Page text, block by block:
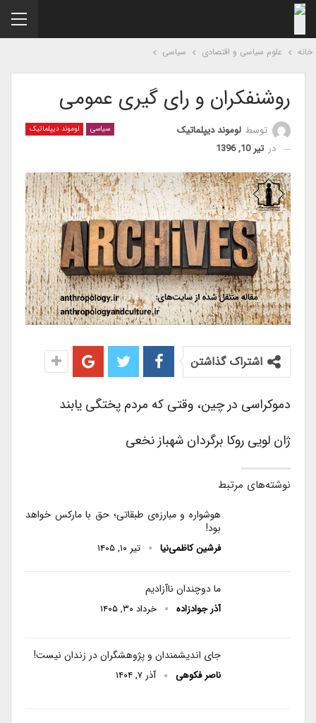
علوم سیاسی و اقتصادی سیاسی
روشنفکران و رای گیری عمومی
سیاسی لوموند دیپلماتیک توسطلوموند دیپلماتیک
درتیر 10, 1396
اشتراک گذاشتن
دموکراسی در چین، وقتی که مردم پختگی یابند
ژان لویی روکا برگردان شهباز نخعی
نوشته‌های مرتبط
هوشواره و مبارزه‌ی طبقاتی؛ حق با مارکس خواهد
بود!
فرشین کاظمی‌نیا تیر ۱۰, ۱۴۰۵
ما دوچندان ناآزادیم
آذر جوادزاده خرداد ۳۰, ۱۴۰۵
جای اندیشمندان و پژوهشگران در زندان نیست!
ناصر فکوهی آذر ۷, ۱۴۰۴